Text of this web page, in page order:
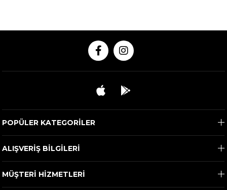
POPÜLER KATEGORİLER
ALIŞVERİŞ BİLGİLERİ
MÜŞTERİ HİZMETLERİ